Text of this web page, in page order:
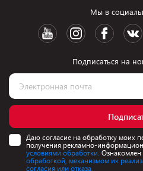
Мы в
Подписаться на
Даю согласие на обработку моих
получения рекламно-
условиями обработки. Ознакомлен
обработкой, механизмом их
согласия или отказа.